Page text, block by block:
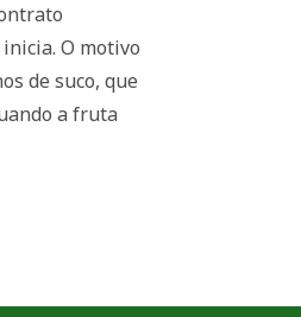
O motivo
de suco, que
a fruta